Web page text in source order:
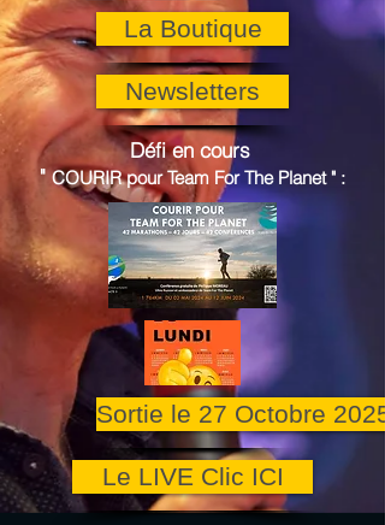
La Boutique
Newsletters
Défi en cours
"COURIR pourTeam For The Planet" :
Sortie le 27 Octobre 2025
Le LIVE Clic ICI